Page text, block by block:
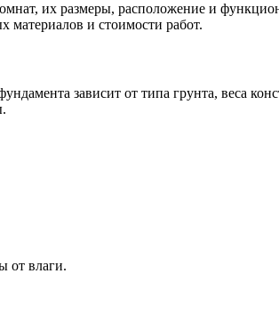
их размеры, расположение и
материалов и стоимости работ.
зависит от типа грунта, веса
от влаги.